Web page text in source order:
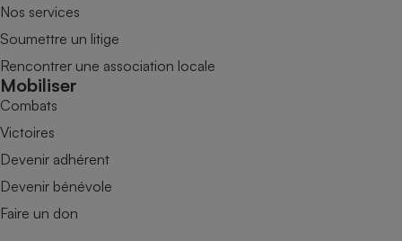
Nos services
Soumettre un litige
Rencontrer une association locale
Mobiliser
Combats
Victoires
Devenir adhérent
Devenir bénévole
Faire un don